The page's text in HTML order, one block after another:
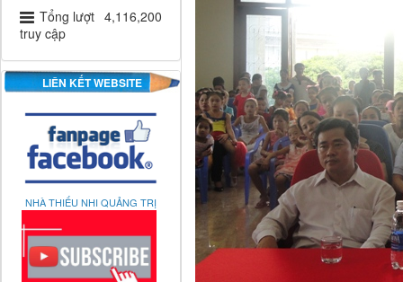
Tổng lượt
truy cập
4,116,200
LIÊN KẾT WEBSITE
NHÀ THIẾU NHI QUẢNG TRỊ